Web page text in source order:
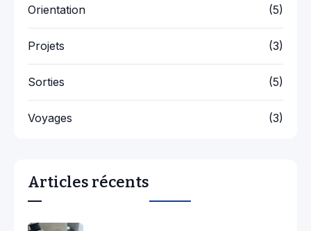
Orientation (5)
Projets (3)
Sorties (5)
Voyages (3)
Articles récents